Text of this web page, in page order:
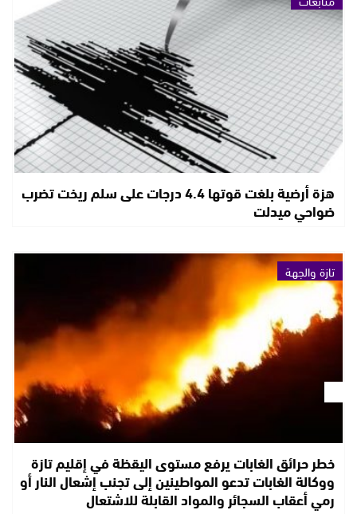
هزة أرضية بلغت قوتها 4.4 درجات على سلم ريخت تضرب
ضواحي ميدلت
تازة والجهة
خطر حرائق الغابات يرفع مستوى اليقظة في إقليم تازة
ووكالة الغابات تدعو المواطينين إلى تجنب إشعال النار أو
رمي أعقاب السجائر والمواد القابلة للاشتعال